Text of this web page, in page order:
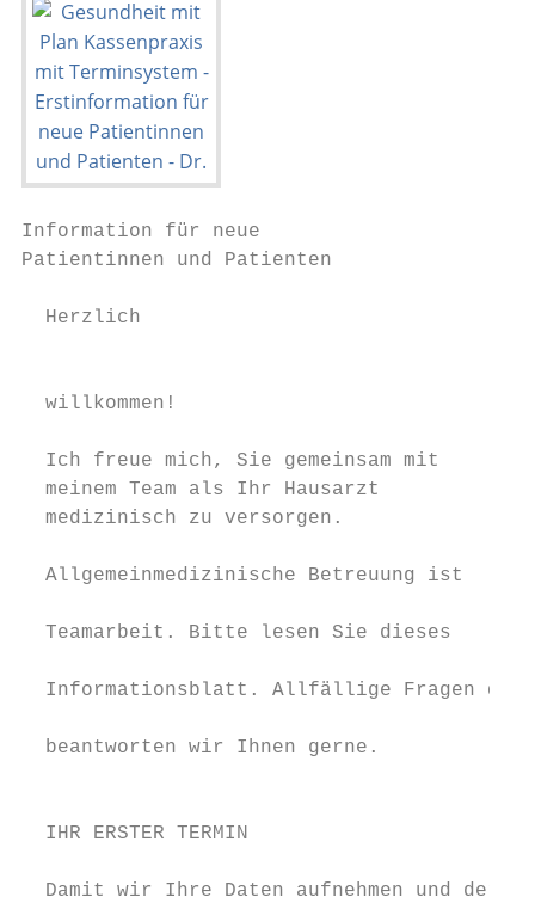
Information für neue
Patientinnen und Patienten
Herzlich
willkommen!
Ich freue mich, Sie gemeinsam mit
meinem Team als Ihr Hausarzt
medizinisch zu versorgen.
Allgemeinmedizinische Betreuung ist
Teamarbeit. Bitte lesen Sie dieses
Informationsblatt. Allfällige Fragen
beantworten wir Ihnen gerne.
IHR ERSTER TERMIN
Damit wir Ihre Daten aufnehmen und der